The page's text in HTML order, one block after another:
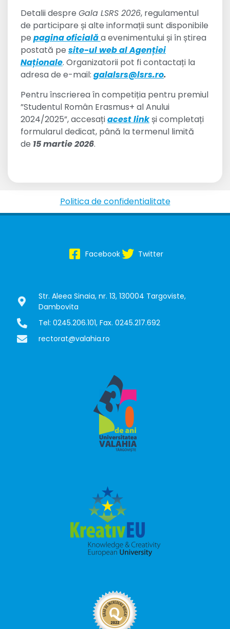
Detalii despre Gala LSRS 2026, regulamentul
de participare și alte informații sunt disponibile
pe pagina oficialăa evenimentului și în știrea
postată pe site-ul web al Agenției
Naționale. Organizatorii pot fi contactați la
adresa de e-mail: galalsrs@lsrs.ro.
Pentru înscrierea în competiția pentru premiul
”Studentul Român Erasmus+ al Anului
2024/2025”, accesațiacest linkși completați
formularul dedicat, până la termenul limită
de 15 martie 2026.
Politica de confidentialitate
Facebook Twitter
Str. Aleea Sinaia, nr. 13, 130004 Targoviste,
Dambovita
Tel: 0245.206.101, Fax. 0245.217.692
rectorat@valahia.ro